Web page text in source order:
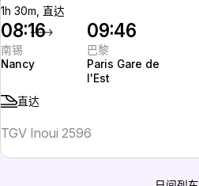
1h 30m, 直达
08:16
南锡
Nancy
09:46
巴黎
Paris Gare de
l'Est
直达
TGV Inoui 2596